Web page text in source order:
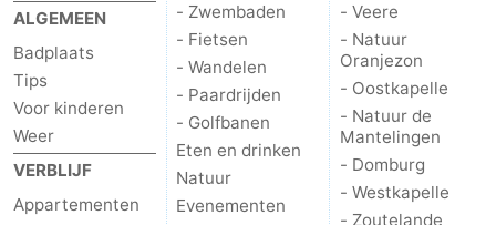
ALGEMEEN
Badplaats
Tips
Voor kinderen
Weer
VERBLIJF
Appartementen
- Zwembaden
- Fietsen
- Wandelen
- Paardrijden
- Golfbanen
Eten en drinken
Natuur
Evenementen
- Veere
- Natuur
Oranjezon
- Oostkapelle
- Natuur de
Mantelingen
- Domburg
- Westkapelle
- Zoutelande